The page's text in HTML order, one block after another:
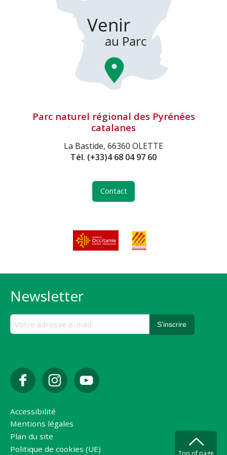
Parc naturel régional des Pyrénées
catalanes
La Bastide, 66360 OLETTE
Tél. (+33)4 68 04 97 60
Contact
Newsletter
Accessibilité
Mentions légales
Plan du site
Politique de cookies (UE)